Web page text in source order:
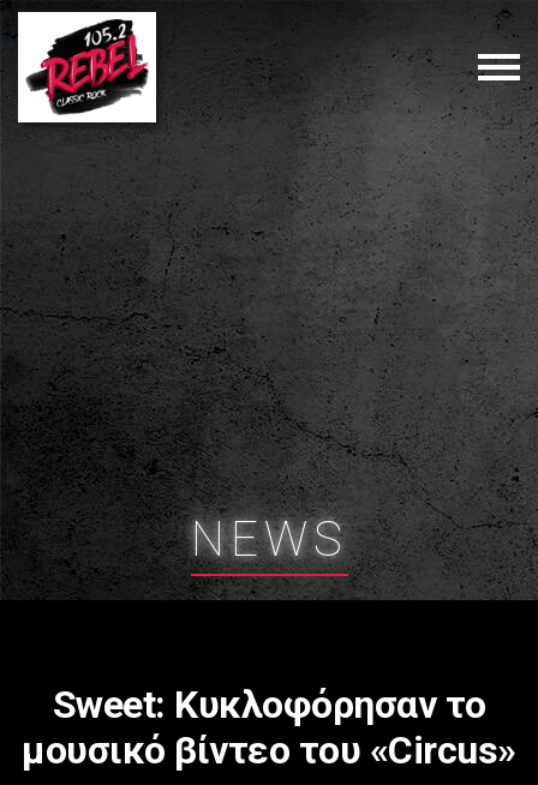
NEWS
Sweet: Κυκλοφόρησαν το
μουσικό βίντεο του «Circus»